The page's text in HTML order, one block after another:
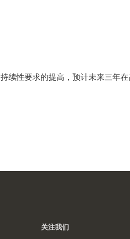
续性要求的提高，预计未来三年
关注我们